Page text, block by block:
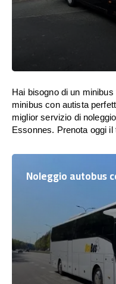
Hai bisogno di un
minibus con autista
miglior servizio di
Essonnes. Prenota oggi
Noleggio autobus